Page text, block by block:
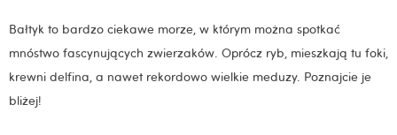
Bałtyk to bardzo ciekawe morze, w którym można spotkać
mnóstwo fascynujących zwierzaków. Oprócz ryb, mieszkają tu foki,
krewni delfina, a nawet rekordowo wielkie meduzy. Poznajcie je
bliżej!